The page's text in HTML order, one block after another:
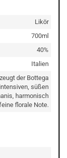
Likör
700ml
40%
Italien
der Bottega
süßen
harmonisch
florale Note.